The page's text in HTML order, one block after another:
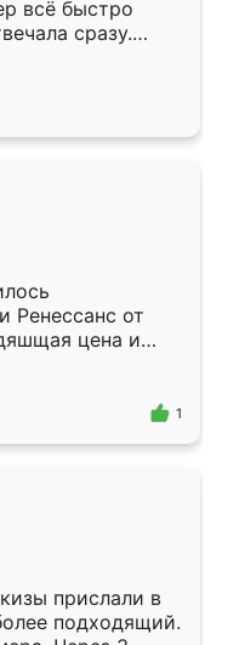
всё быстро
сразу.
подошёл к
Собрали
даже
Ренессанс от
цена и
Приехавший
самый
1
прислали в
подходящий.